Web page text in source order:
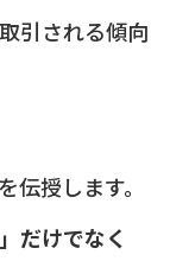
引される傾向
授します。
だけでなく